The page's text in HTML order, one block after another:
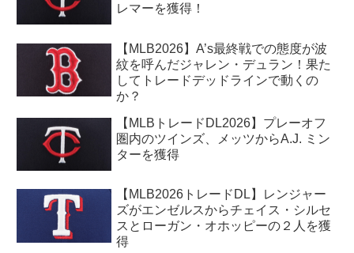
レマーを獲得！
【MLB2026】A’s最終戦での態度が波
紋を呼んだジャレン・デュラン！果た
してトレードデッドラインで動くの
か？
【MLBトレードDL2026】プレーオフ
圏内のツインズ、メッツからA.J. ミン
ターを獲得
【MLB2026トレードDL】レンジャー
ズがエンゼルスからチェイス・シルセ
スとローガン・オホッピーの２人を獲
得